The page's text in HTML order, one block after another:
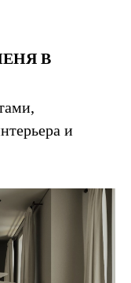
В
и